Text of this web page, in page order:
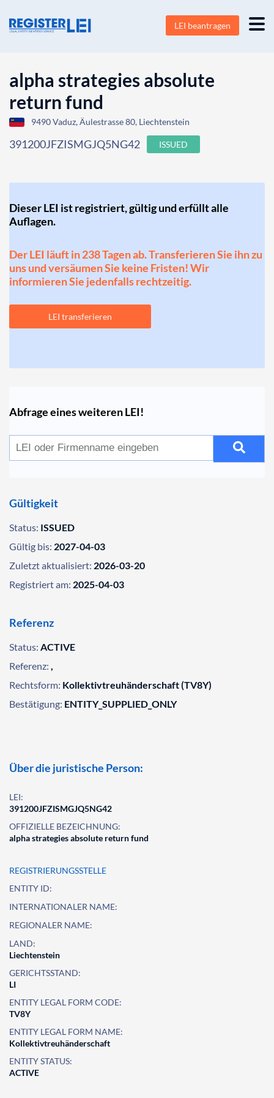
LEI beantragen
alpha strategies absolute
return fund
9490 Vaduz, Äulestrasse 80, Liechtenstein
391200JFZISMGJQ5NG42 ISSUED
Dieser LEI ist registriert, gültig und erfüllt alle
Auflagen.
Der LEI läuft in 238 Tagen ab. Transferieren Sie ihn zu
uns und versäumen Sie keine Fristen! Wir
informieren Sie jedenfalls rechtzeitig.
LEI transferieren
Abfrage eines weiteren LEI!
Gültigkeit
Status: ISSUED
Gültig bis: 2027-04-03
Zuletzt aktualisiert: 2026-03-20
Registriert am: 2025-04-03
Referenz
Status: ACTIVE
Referenz: ,
Rechtsform: Kollektivtreuhänderschaft (TV8Y)
Bestätigung: ENTITY_SUPPLIED_ONLY
Über die juristische Person:
LEI:
391200JFZISMGJQ5NG42
OFFIZIELLE BEZEICHNUNG:
alpha strategies absolute return fund
REGISTRIERUNGSSTELLE
ENTITY ID:
INTERNATIONALER NAME:
REGIONALER NAME:
LAND:
Liechtenstein
GERICHTSSTAND:
LI
ENTITY LEGAL FORM CODE:
TV8Y
ENTITY LEGAL FORM NAME:
Kollektivtreuhänderschaft
ENTITY STATUS:
ACTIVE